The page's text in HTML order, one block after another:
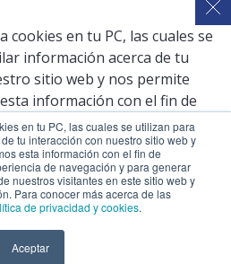
en tu PC, las cuales se utilizan para
tu interacción con nuestro sitio web y
esta información con el fin de
de navegación y para generar
nuestros visitantes en este sitio web y
Para conocer más acerca de las
de privacidad y cookies.
Aceptar
(SGA)
Católica San Pablo – RUC:
cookies en tu PC, las cuales se
información acerca de tu
sitio web y nos permite
información con el fin de
experiencia de navegación y
y métricas acerca de nuestros
web y otros medios de
más acerca de las cookies,
de privacidad y cookies
Aceptar